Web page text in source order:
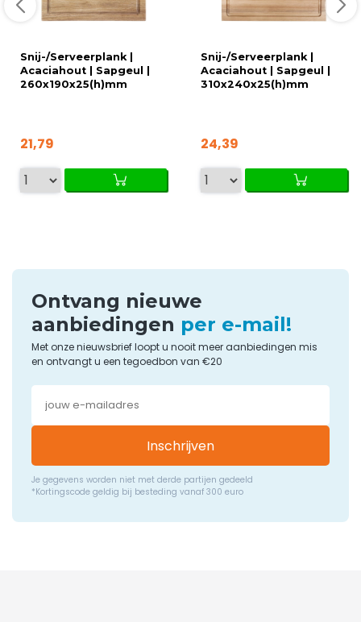
Snij-/Serveerplank |
Acaciahout | Sapgeul |
260x190x25(h)mm
21,79
Snij-/Serveerplank |
Acaciahout | Sapgeul |
310x240x25(h)mm
24,39
Ontvang nieuwe
aanbiedingen per e-mail!
Met onze nieuwsbrief loopt u nooit meer aanbiedingen mis
en ontvangt u een tegoedbon van €20
Inschrijven
Je gegevens worden niet met derde partijen gedeeld
*Kortingscode geldig bij besteding vanaf 300 euro